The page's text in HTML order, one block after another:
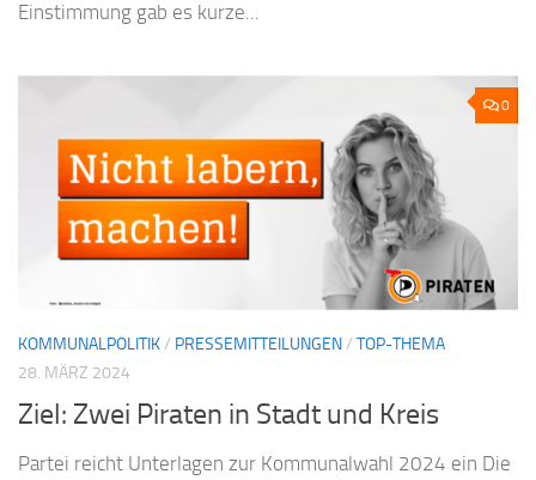
Einstimmung gab es kurze...
0
KOMMUNALPOLITIK/ PRESSEMITTEILUNGEN/ TOP-THEMA
28. MÄRZ 2024
Ziel: Zwei Piraten in Stadt und Kreis
Partei reicht Unterlagen zur Kommunalwahl 2024 ein Die